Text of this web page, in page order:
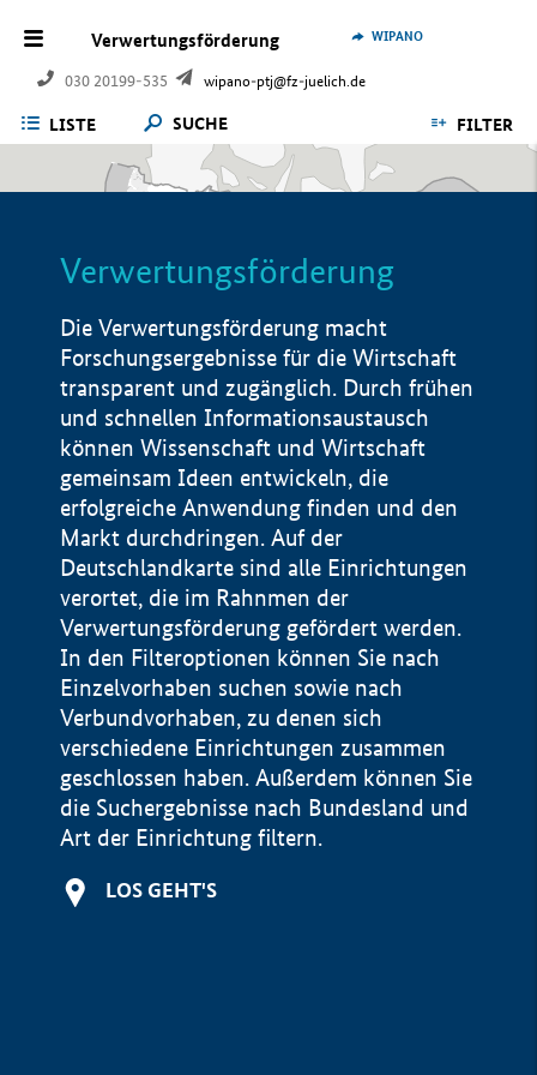
Verwertungsförderung
030 20199-535 wipano-ptj@fz-juelich.de
WIPANO
LISTE SUCHE FILTER
Verwertungsförderung
Die Verwertungsförderung macht
Forschungsergebnisse für die Wirtschaft
transparent und zugänglich. Durch frühen
und schnellen Informationsaustausch
können Wissenschaft und Wirtschaft
gemeinsam Ideen entwickeln, die
erfolgreiche Anwendung finden und den
Markt durchdringen. Auf der
Deutschlandkarte sind alle Einrichtungen
verortet, die im Rahnmen der
Verwertungsförderung gefördert werden.
In den Filteroptionen können Sie nach
Einzelvorhaben suchen sowie nach
Verbundvorhaben, zu denen sich
verschiedene Einrichtungen zusammen
geschlossen haben. Außerdem können Sie
die Suchergebnisse nach Bundesland und
Art der Einrichtung filtern.
LOS GEHT'S